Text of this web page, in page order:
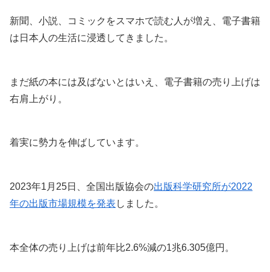
新聞、小説、コミックをスマホで読む人が増え、電子書籍
は日本人の生活に浸透してきました。
まだ紙の本には及ばないとはいえ、電子書籍の売り上げは
右肩上がり。
着実に勢力を伸ばしています。
2023年1月25日、全国出版協会の出版科学研究所が2022
年の出版市場規模を発表 しました。
本全体の売り上げは前年比2.6%減の1兆6.305億円。